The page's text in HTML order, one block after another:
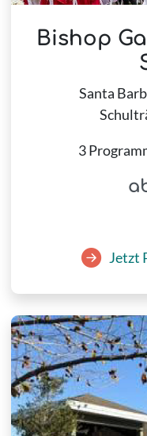
Bishop
Santa
3
Jetzt